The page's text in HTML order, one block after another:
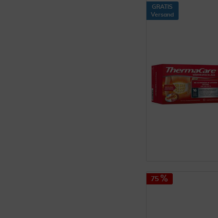
GRATIS
Versand
75